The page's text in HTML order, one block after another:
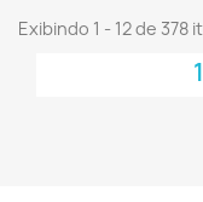
Exibindo 1 - 12 de 378
1